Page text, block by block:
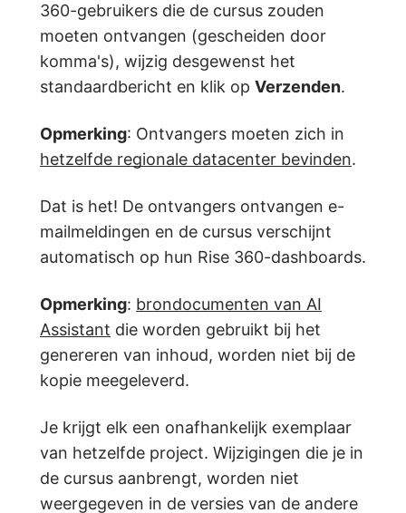
360-gebruikers die de cursus zouden
moeten ontvangen (gescheiden door
komma's), wijzig desgewenst het
standaardbericht en klik op Verzenden.
Opmerking: Ontvangers moeten zich in
hetzelfde regionale datacenter bevinden.
Dat is het! De ontvangers ontvangen e-
mailmeldingen en de cursus verschijnt
automatisch op hun Rise 360-dashboards.
Opmerking: brondocumenten van AI
Assistant die worden gebruikt bij het
genereren van inhoud, worden niet bij de
kopie meegeleverd.
Je krijgt elk een onafhankelijk exemplaar
van hetzelfde project. Wijzigingen die je in
de cursus aanbrengt, worden niet
weergegeven in de versies van de andere